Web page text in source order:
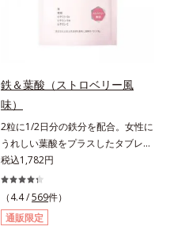
鉄＆葉酸（ストロベリー風
味）
2粒に1/2日分の鉄分を配合。女性に
うれしい葉酸をプラスしたタブレッ
トタイプ。2粒にプルーン約50個分
（*1）もの鉄分を配合し、さらに女
性周期をサポートする葉酸をプラス
しました。甘酸っぱくて続けやす
い、ストロベリー風味です。*1 :
税込1,782円
（4.4 /569件）
通販限定